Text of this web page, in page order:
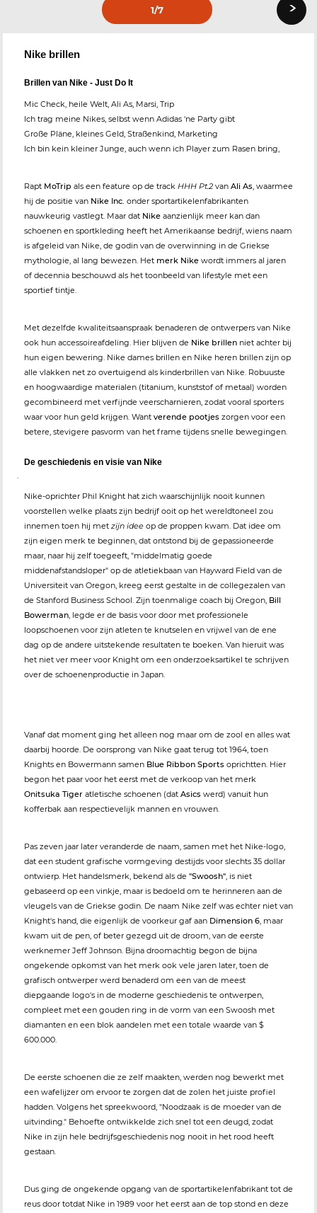
1/7 ›
Nike brillen
Brillen van Nike - Just Do It
Mic Check, heile Welt, Ali As, Marsi, Trip
Ich trag meine Nikes, selbst wenn Adidas 'ne Party gibt
Große Pläne, kleines Geld, Straßenkind, Marketing
Ich bin kein kleiner Junge, auch wenn ich Player zum Rasen bring,
Rapt MoTrip als een feature op de track HHH Pt.2 van Ali As, waarmee
hij de positie van Nike Inc. onder sportartikelenfabrikanten
nauwkeurig vastlegt. Maar dat Nike aanzienlijk meer kan dan
schoenen en sportkleding heeft het Amerikaanse bedrijf, wiens naam
is afgeleid van Nike, de godin van de overwinning in de Griekse
mythologie, al lang bewezen. Het merk Nike wordt immers al jaren
of decennia beschouwd als het toonbeeld van lifestyle met een
sportief tintje.
Met dezelfde kwaliteitsaanspraak benaderen de ontwerpers van Nike
ook hun accessoireafdeling. Hier blijven de Nike brillen niet achter bij
hun eigen bewering. Nike dames brillen en Nike heren brillen zijn op
alle vlakken net zo overtuigend als kinderbrillen van Nike. Robuuste
en hoogwaardige materialen (titanium, kunststof of metaal) worden
gecombineerd met verfijnde veerscharnieren, zodat vooral sporters
waar voor hun geld krijgen. Want verende pootjes zorgen voor een
betere, stevigere pasvorm van het frame tijdens snelle bewegingen.
De geschiedenis en visie van Nike
.
Nike-oprichter Phil Knight hat zich waarschijnlijk nooit kunnen
voorstellen welke plaats zijn bedrijf ooit op het wereldtoneel zou
innemen toen hij met zijn idee op de proppen kwam. Dat idee om
zijn eigen merk te beginnen, dat ontstond bij de gepassioneerde
maar, naar hij zelf toegeeft, "middelmatig goede
middenafstandsloper" op de atletiekbaan van Hayward Field van de
Universiteit van Oregon, kreeg eerst gestalte in de collegezalen van
de Stanford Business School. Zijn toenmalige coach bij Oregon, Bill
Bowerman, legde er de basis voor door met professionele
loopschoenen voor zijn atleten te knutselen en vrijwel van de ene
dag op de andere uitstekende resultaten te boeken. Van hieruit was
het niet ver meer voor Knight om een onderzoeksartikel te schrijven
over de schoenenproductie in Japan.
Vanaf dat moment ging het alleen nog maar om de zool en alles wat
daarbij hoorde. De oorsprong van Nike gaat terug tot 1964, toen
Knights en Bowermann samen Blue Ribbon Sports oprichtten. Hier
begon het paar voor het eerst met de verkoop van het merk
Onitsuka Tiger atletische schoenen (dat Asics werd) vanuit hun
kofferbak aan respectievelijk mannen en vrouwen.
Pas zeven jaar later veranderde de naam, samen met het Nike-logo,
dat een student grafische vormgeving destijds voor slechts 35 dollar
ontwierp. Het handelsmerk, bekend als de "Swoosh", is niet
gebaseerd op een vinkje, maar is bedoeld om te herinneren aan de
vleugels van de Griekse godin. De naam Nike zelf was echter niet van
Knight's hand, die eigenlijk de voorkeur gaf aan Dimension 6, maar
kwam uit de pen, of beter gezegd uit de droom, van de eerste
werknemer Jeff Johnson. Bijna droomachtig begon de bijna
ongekende opkomst van het merk ook vele jaren later, toen de
grafisch ontwerper werd benaderd om een van de meest
diepgaande logo's in de moderne geschiedenis te ontwerpen,
compleet met een gouden ring in de vorm van een Swoosh met
diamanten en een blok aandelen met een totale waarde van $
600.000.
De eerste schoenen die ze zelf maakten, werden nog bewerkt met
een wafelijzer om ervoor te zorgen dat de zolen het juiste profiel
hadden. Volgens het spreekwoord, "Noodzaak is de moeder van de
uitvinding." Behoefte ontwikkelde zich snel tot een deugd, zodat
Nike in zijn hele bedrijfsgeschiedenis nog nooit in het rood heeft
gestaan.
Dus ging de ongekende opgang van de sportartikelenfabrikant tot de
reus door totdat Nike in 1989 voor het eerst aan de top stond en deze